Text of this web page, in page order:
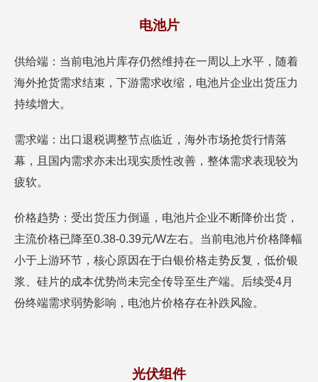
电池片
供给端：当前电池片库存仍然维持在一周以上水平，随着
海外抢货需求结束，下游需求收缩，电池片企业出货压力
持续增大。
需求端：出口退税调整节点临近，海外市场抢货行情落
幕，且国内需求亦未出现实质性改善，整体需求表现较为
疲软。
价格趋势：受出货压力倒逼，电池片企业不断降价出货，
主流价格已降至0.38-0.39元/W左右。当前电池片价格降幅
小于上游环节，核心原因在于白银价格走势反复，低价银
浆、硅片的成本优势尚未完全传导至生产端。后续受4月
份终端需求弱势影响，电池片价格存在补跌风险。
光伏组件